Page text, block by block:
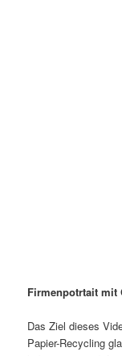
Firmenpotrtait mit
Das Ziel dieses
Papier-Recycling